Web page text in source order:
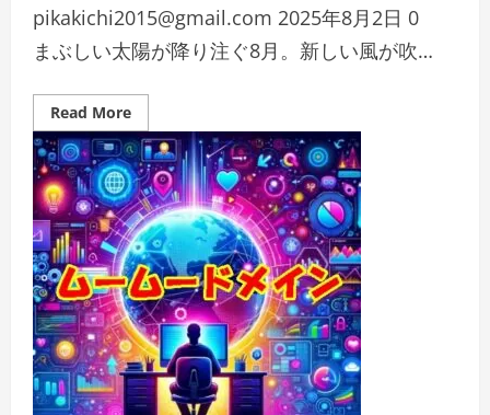
イ
ト
運
営
pikakichi2015@gmail.com 2025年8月2日 0
まぶしい太陽が降り注ぐ8月。新しい風が吹…
Read MoreRead
more
about
夏
空
に
似
合
う
ド
メ
イ
ン
を、
こ
の
夏、
あ
な
た